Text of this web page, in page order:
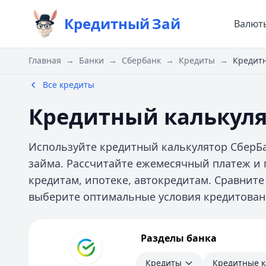
КредитныйЗай
Главная → Банки → Сбербанк → Кредиты →
Все кредиты
Кредитный
Используйте кредитный калькулятор
займа. Рассчитайте ежемесячный платеж и
кредитам, ипотеке, автокредитам.
выберите оптимальные условия
Кредитные карты
Разделы банка
Кредиты Кредитные